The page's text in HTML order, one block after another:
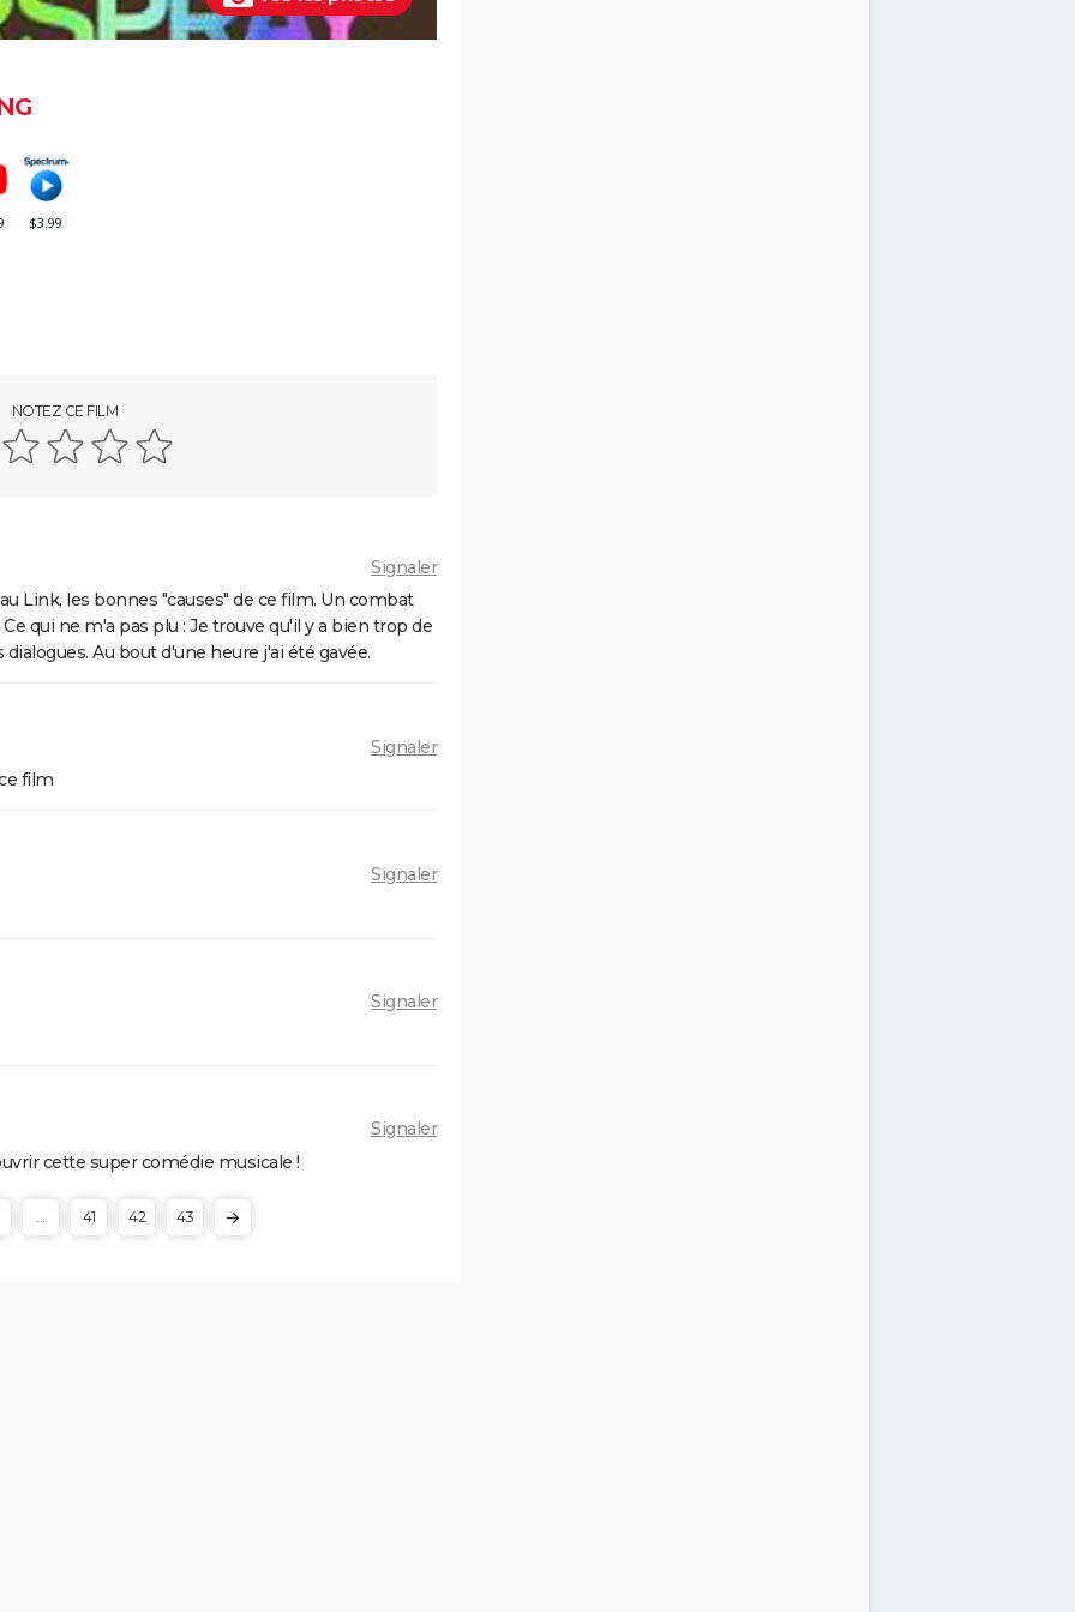
de
NOTEZ CE FILM
Signaler
Link, les bonnes "causes" de ce film. Un combat
qui ne m'a pas plu : Je trouve qu'il y a bien trop de
Au bout d'une heure j'ai été gavée.
Signaler
film
Signaler
Signaler
Signaler
cette super comédie musicale !
41 42 43